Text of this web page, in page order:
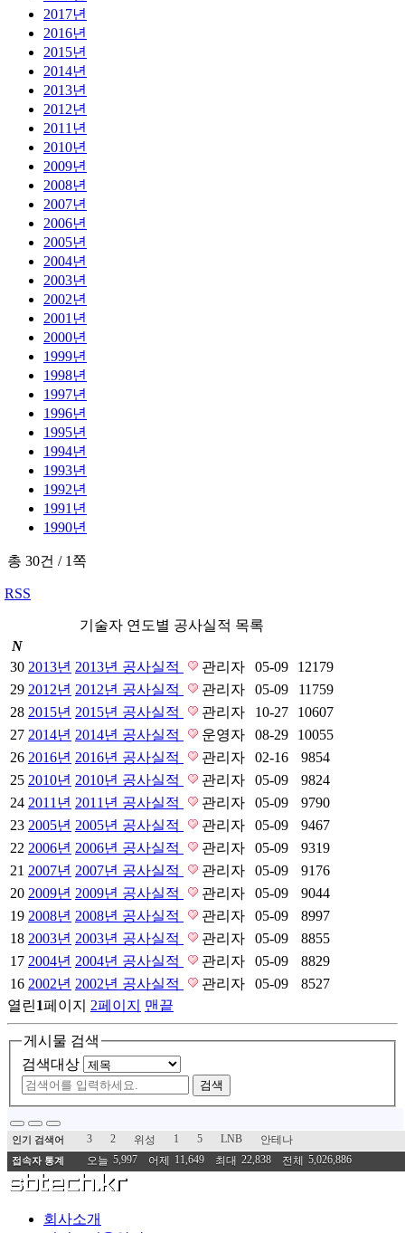
2017년
2016년
2015년
2014년
2013년
2012년
2011년
2010년
2009년
2008년
2007년
2006년
2005년
2004년
2003년
2002년
2001년
2000년
1999년
1998년
1997년
1996년
1995년
1994년
1993년
1992년
1991년
1990년
총 30건 /1쪽
RSS
기술자 연도별 공사실적 목록
N
30 2013년 2013년 공사실적 관리자 05-09
12179
29 2012년 2012년 공사실적 관리자 05-09
11759
28 2015년 2015년 공사실적 관리자 10-27
10607
27 2014년 2014년 공사실적 운영자 08-29
10055
26 2016년 2016년 공사실적 관리자 02-16
9854
25 2010년 2010년 공사실적 관리자 05-09
9824
24 2011년 2011년 공사실적 관리자 05-09
9790
23 2005년 2005년 공사실적 관리자 05-09
9467
22 2006년 2006년 공사실적 관리자 05-09
9319
21 2007년 2007년 공사실적 관리자 05-09
9176
20 2009년 2009년 공사실적 관리자 05-09
9044
19 2008년 2008년 공사실적 관리자 05-09
8997
18 2003년 2003년 공사실적 관리자 05-09
8855
17 2004년 2004년 공사실적 관리자 05-09
8829
16 2002년 2002년 공사실적 관리자 05-09
8527
열린1페이지 2페이지 맨끝
게시물 검색
검색대상
검색
인기 검색어 3 2 위성 1 5 LNB 안테나
접속자 통계 오늘 5,997 어제 11,649 최대 22,838 전체 5,026,886
회사소개